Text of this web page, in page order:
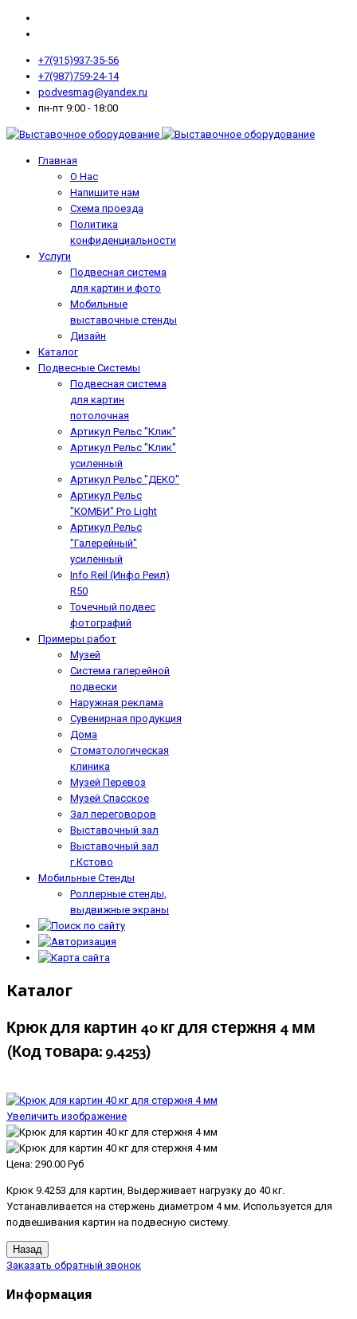
+7(915)937-35-56
+7(987)759-24-14
podvesmag@yandex.ru
пн-пт 9:00 - 18:00
Главная
О Нас
Напишите нам
Схема проезда
Политика
конфиденциальности
Услуги
Подвесная система
для картин и фото
Мобильные
выставочные стенды
Дизайн
Каталог
Подвесные Системы
Подвесная система
для картин
потолочная
Артикул Рельс "Клик"
Артикул Рельс "Клик"
усиленный
Артикул Рельс "ДЕКО"
Артикул Рельс
"КОМБИ" Pro Light
Артикул Рельс
"Галерейный"
усиленный
Info Reil (Инфо Реил)
R50
Точечный подвес
фотографий
Примеры работ
Музей
Система галерейной
подвески
Наружная реклама
Сувенирная продукция
Дома
Стоматологическая
клиника
Музей Перевоз
Музей Спасское
Зал переговоров
Выставочный зал
Выставочный зал
г.Кстово
Мобильные Стенды
Роллерные стенды,
выдвижные экраны
Каталог
Крюк для картин 40 кг для стержня 4 мм
(Код товара: 9.4253)
Увеличить изображение
Цена: 290.00 Руб
Крюк 9.4253 для картин, Выдерживает нагрузку до 40 кг.
Устанавливается на стержень диаметром 4 мм. Используется для
подвешивания картин на подвесную систему.
Заказать обратный звонок
Информация